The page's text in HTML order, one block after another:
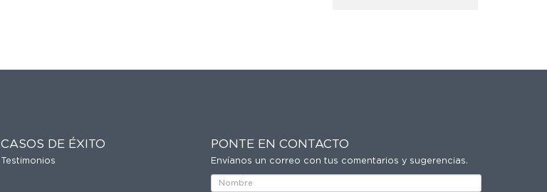
CASOS DE ÉXITO
Testimonios
PONTE EN CONTACTO
Envíanos un correo con tus comentarios y sugerencias.